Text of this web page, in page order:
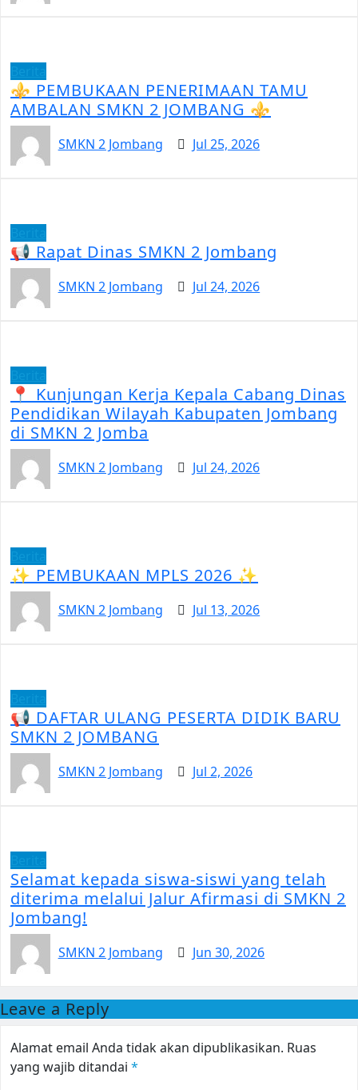
⚜️ PEMBUKAAN PENERIMAAN TAMU
AMBALAN SMKN 2 JOMBANG ⚜️
SMKN 2 Jombang Jul 25, 2026
📢 Rapat Dinas SMKN 2 Jombang
SMKN 2 Jombang Jul 24, 2026
📍 Kunjungan Kerja Kepala Cabang Dinas
Pendidikan Wilayah Kabupaten Jombang
di SMKN 2 Jomba
SMKN 2 Jombang Jul 24, 2026
✨ PEMBUKAAN MPLS 2026 ✨
SMKN 2 Jombang Jul 13, 2026
📢 DAFTAR ULANG PESERTA DIDIK BARU
SMKN 2 JOMBANG
SMKN 2 Jombang Jul 2, 2026
Selamat kepada siswa-siswi yang telah
diterima melalui Jalur Afirmasi di SMKN 2
Jombang!
SMKN 2 Jombang Jun 30, 2026
Leave a Reply
Alamat email Anda tidak akan dipublikasikan. Ruas
yang wajib ditandai *